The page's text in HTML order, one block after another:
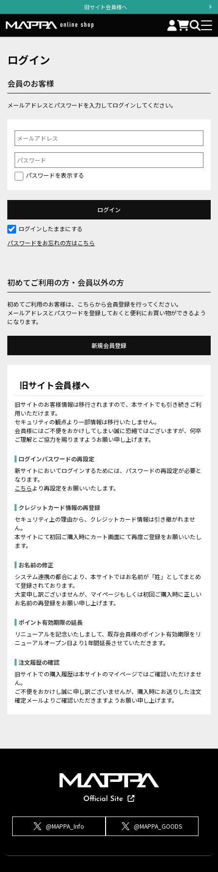
旧サイト会員様へ
ログイン
会員のお客様
メールアドレスとパスワードを入力してログインしてください。
パスワードを表示する
ログインしたままにする
パスワードをお忘れの方はこちら
初めてご利用の方・会員以外の方
初めてご利用のお客様は、こちらから会員登録を行ってください。
メールアドレスとパスワードを登録しておくと便利にお買い物ができるよう
になります。
旧サイト会員様へ
旧サイトのお客様情報は移行されますので、本サイトでも引き続きご利
用いただけます。
セキュリティの観点より一部情報は移行いたしません。
会員様にはご不便をおかけしてしまい誠に恐縮ではございますが、何卒
ご理解とご協力を賜りますようお願い申し上げます。
ログインパスワードの再設定
新サイトにおいてログインするためには、パスワードの再設定が必要と
なります。
こちらより再設定をお願いいたします。
クレジットカード情報の再登録
セキュリティ上の理由から、クレジットカード情報は引き継がれませ
ん。
本サイトにて初回ご購入時にカート画面にて再度ご登録をお願いいたし
ます。
お名前の修正
システム連携の都合により、本サイトではお名前が「姓」としてまとめ
て登録されております。
大変申し訳ございませんが、マイページもしくは初回ご購入時に正しい
お名前の再登録をお願い申し上げます。
ポイント有効期限の延長
リニューアルを記念いたしまして、既存会員様のポイント有効期限をリ
ニューアルオープン日より1年間延長させていただきます。
注文履歴の確認
旧サイトでの購入履歴は本サイトのマイページではご確認いただけませ
ん。
ご不便をおかけし誠に申し訳ございませんが、購入時にお送りした注文
確定メールよりご確認いただきますようお願い申し上げます。
@MAPPA_Info @MAPPA_GOODS